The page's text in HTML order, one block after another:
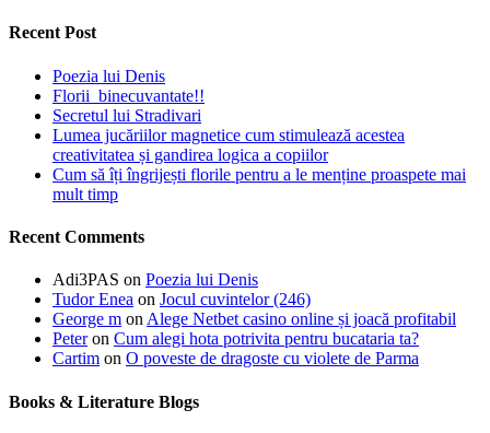
Recent Post
Poezia lui Denis
Florii binecuvantate!!
Secretul lui Stradivari
Lumea jucăriilor magnetice cum stimulează acestea
creativitatea și gandirea logica a copiilor
Cum să îți îngrijești florile pentru a le menține proaspete mai
mult timp
Recent Comments
Adi3PAS on Poezia lui Denis
Tudor Enea on Jocul cuvintelor (246)
George m on Alege Netbet casino online și joacă profitabil
Peteron Cum alegi hota potrivita pentru bucataria ta?
Cartim on O poveste de dragoste cu violete de Parma
Books & Literature Blogs